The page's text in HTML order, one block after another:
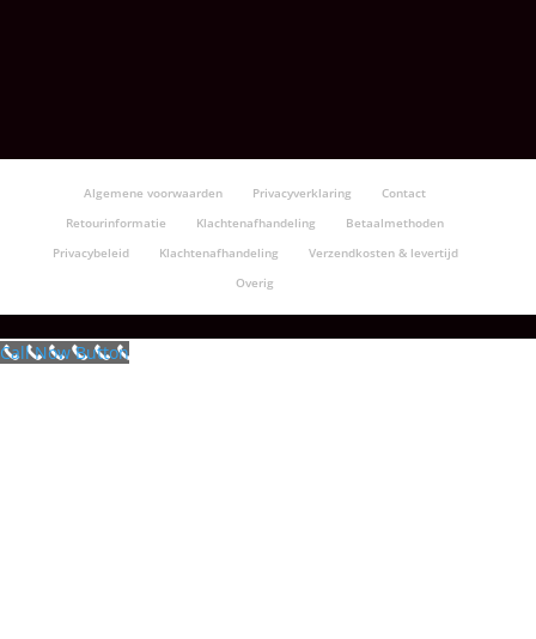
Algemene voorwaarden Privacyverklaring
Contact
Retourinformatie
Klachtenafhandeling
Betaalmethoden
Privacybeleid
Klachtenafhandeling
Verzendkosten & levertijd
Overig
Call Now Button